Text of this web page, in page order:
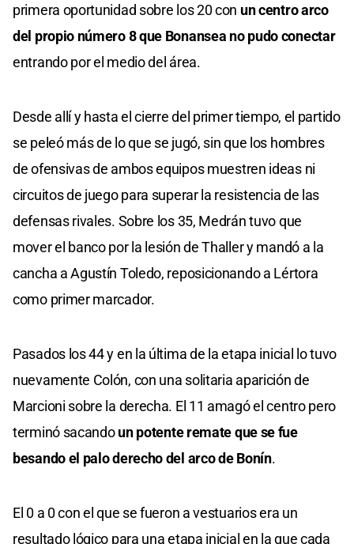
primera oportunidad sobre los 20 con un centro arco
del propio número 8 que Bonansea no pudo conectar
entrando por el medio del área.
Desde allí y hasta el cierre del primer tiempo, el partido
se peleó más de lo que se jugó, sin que los hombres
de ofensivas de ambos equipos muestren ideas ni
circuitos de juego para superar la resistencia de las
defensas rivales. Sobre los 35, Medrán tuvo que
mover el banco por la lesión de Thaller y mandó a la
cancha a Agustín Toledo, reposicionando a Lértora
como primer marcador.
Pasados los 44 y en la última de la etapa inicial lo tuvo
nuevamente Colón, con una solitaria aparición de
Marcioni sobre la derecha. El 11 amagó el centro pero
terminó sacandoun potente remate que se fue
besando el palo derecho del arco de Bonín.
El 0 a 0 con el que se fueron a vestuarios era un
resultado lógico para una etapa inicial en la que cada